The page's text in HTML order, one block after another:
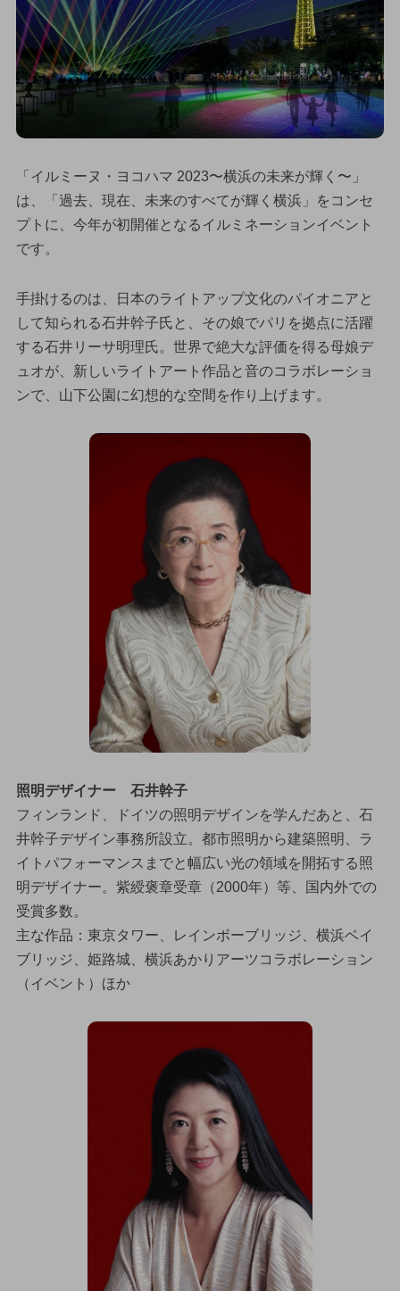
「イルミーヌ・ヨコハマ 2023〜横浜の未来が輝く〜」
は、「過去、現在、未来のすべてが輝く横浜」をコンセ
プトに、今年が初開催となるイルミネーションイベント
です。
手掛けるのは、日本のライトアップ文化のパイオニアと
して知られる石井幹子氏と、その娘でパリを拠点に活躍
する石井リーサ明理氏。世界で絶大な評価を得る母娘デ
ュオが、新しいライトアート作品と音のコラボレーショ
ンで、山下公園に幻想的な空間を作り上げます。
照明デザイナー 石井幹子
フィンランド、ドイツの照明デザインを学んだあと、石
井幹子デザイン事務所設立。都市照明から建築照明、ラ
イトパフォーマンスまでと幅広い光の領域を開拓する照
明デザイナー。紫綬褒章受章（2000年）等、国内外での
受賞多数。
主な作品：東京タワー、レインボーブリッジ、横浜ベイ
ブリッジ、姫路城、横浜あかりアーツコラボレーション
（イベント）ほか